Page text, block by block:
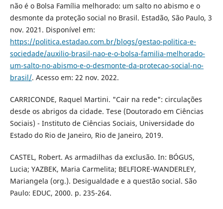
não é o Bolsa Família melhorado: um salto no abismo e o
desmonte da proteção social no Brasil. Estadão, São Paulo, 3
nov. 2021. Disponível em:
https://politica.estadao.com.br/blogs/gestao-politica-e-
sociedade/auxilio-brasil-nao-e-o-bolsa-familia-melhorado-
um-salto-no-abismo-e-o-desmonte-da-protecao-social-no-
brasil/. Acesso em: 22 nov. 2022.
CARRICONDE, Raquel Martini. "Cair na rede": circulações
desde os abrigos da cidade. Tese (Doutorado em Ciências
Sociais) - Instituto de Ciências Sociais, Universidade do
Estado do Rio de Janeiro, Rio de Janeiro, 2019.
CASTEL, Robert. As armadilhas da exclusão. In: BÓGUS,
Lucia; YAZBEK, Maria Carmelita; BELFIORE-WANDERLEY,
Mariangela (org.). Desigualdade e a questão social. São
Paulo: EDUC, 2000. p. 235-264.